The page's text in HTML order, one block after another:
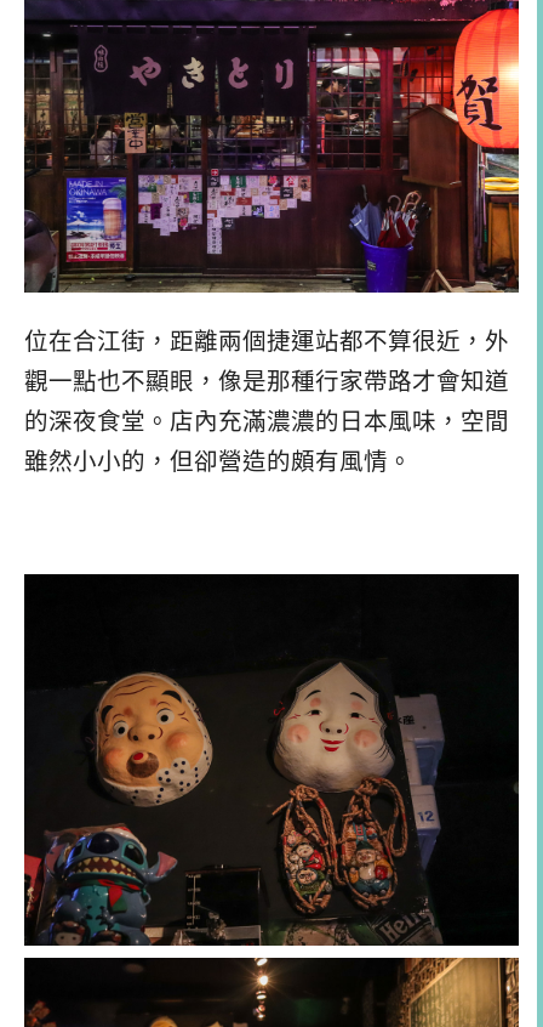
位在合江街，距離兩個捷運站都不算很近，外
觀一點也不顯眼，像是那種行家帶路才會知道
的深夜食堂。店內充滿濃濃的日本風味，空間
雖然小小的，但卻營造的頗有風情。